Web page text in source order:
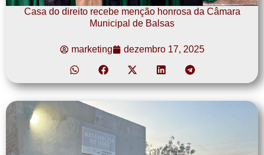
Casa do direito recebe menção honrosa da Câmara
Municipal de Balsas
marketing dezembro 17, 2025